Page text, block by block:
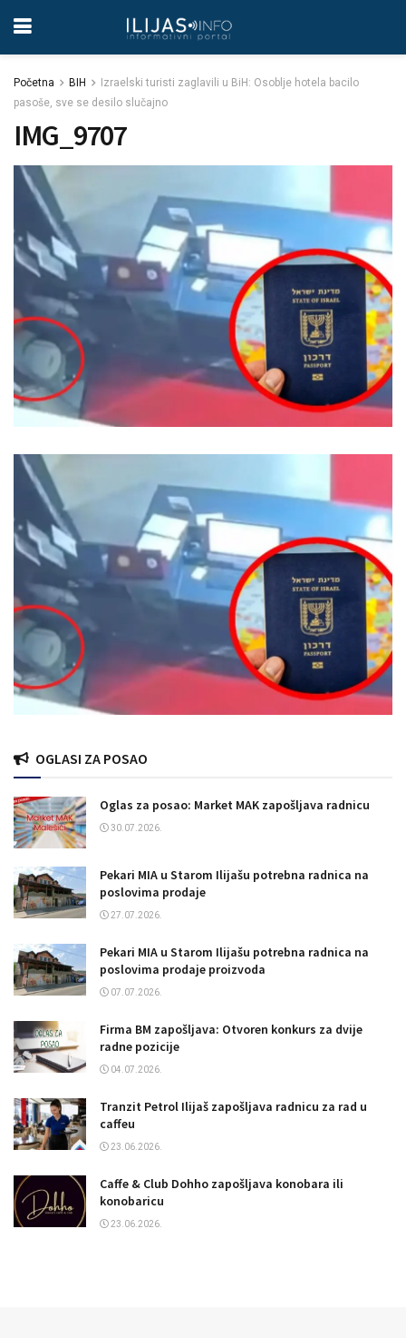
Početna BIH
Izraelski turisti zaglavili u BiH: Osoblje hotela bacilo
pasoše, sve se desilo slučajno
IMG_9707
OGLASI ZA POSAO
Oglas za posao: Market MAK zapošljava radnicu
30.07.2026.
Pekari MIA u Starom Ilijašu potrebna radnica na
poslovima prodaje
27.07.2026.
Pekari MIA u Starom Ilijašu potrebna radnica na
poslovima prodaje proizvoda
07.07.2026.
Firma BM zapošljava: Otvoren konkurs za dvije
radne pozicije
04.07.2026.
Tranzit Petrol Ilijaš zapošljava radnicu za rad u
caffeu
23.06.2026.
Caffe & Club Dohho zapošljava konobara ili
konobaricu
23.06.2026.